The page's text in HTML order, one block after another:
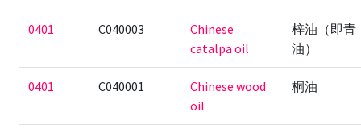
0401 C040003
Chinese
catalpa oil
梓油（即青
油）
0401 C040001
Chinese wood
oil
桐油